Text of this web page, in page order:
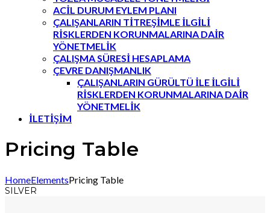
ACİL DURUM EYLEM PLANI
ÇALIŞANLARIN TİTREŞİMLE İLGİLİ
RİSKLERDEN KORUNMALARINA DAİR
YÖNETMELİK
ÇALIŞMA SÜRESİ HESAPLAMA
ÇEVRE DANIŞMANLIK
ÇALIŞANLARIN GÜRÜLTÜ İLE İLGİLİ
RİSKLERDEN KORUNMALARINA DAİR
YÖNETMELİK
İLETİŞİM
Pricing Table
HomeElementsPricing Table
SILVER